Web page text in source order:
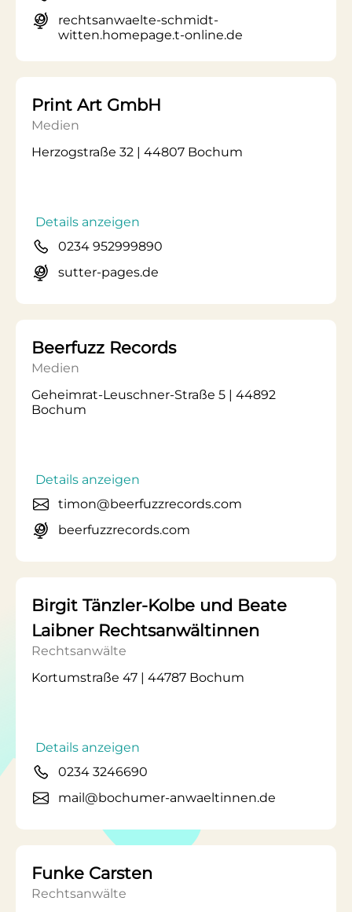
rechtsanwaelte-schmidt-
witten.homepage.t-online.de
Print Art GmbH
Medien
Herzogstraße 32 | 44807 Bochum
Details anzeigen
0234 952999890
sutter-pages.de
Beerfuzz Records
Medien
Geheimrat-Leuschner-Straße 5 | 44892
Bochum
Details anzeigen
timon@beerfuzzrecords.com
beerfuzzrecords.com
Birgit Tänzler-Kolbe und Beate
Laibner Rechtsanwältinnen
Rechtsanwälte
Kortumstraße 47 | 44787 Bochum
Details anzeigen
0234 3246690
mail@bochumer-anwaeltinnen.de
Funke Carsten
Rechtsanwälte